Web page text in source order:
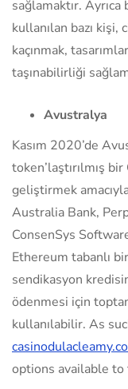
sağlamaktır.
kullanılan bazı kişi,
kaçınmak,
taşınabilirliği
Avustralya
Kasım 2020’de
token’laştırılmış
geliştirmek
Australia Bank,
ConsenSys
Ethereum tabanlı
sendikasyon
ödenmesi için
kullanılabilir. As
options available to